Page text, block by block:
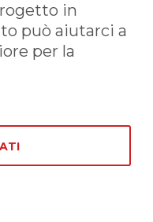
in
può aiutarci a
per la